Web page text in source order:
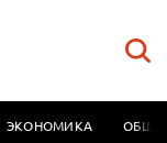
ЭКОНОМИКА